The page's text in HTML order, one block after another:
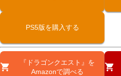
PS5版を購入する
『ドラゴンクエスト』を
Amazonで調べる